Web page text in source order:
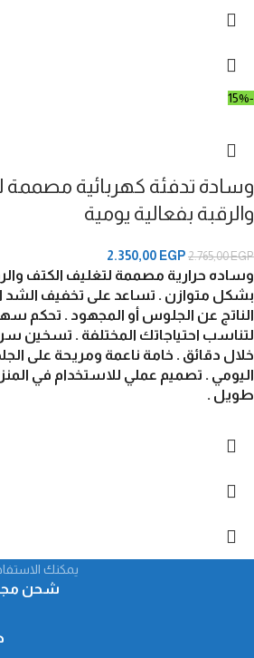
-15%
وسادة تدفئة كهربائية مصممة
والرقبة بفعالية يومية
2.765,00EGP
2.350,00 EGP
وساده حرارية مصممة لتغليف الكتف
بشكل متوازن . تساعد على تخفيف الشد
الناتج عن الجلوس أو المجهود . تحكم
لتناسب احتياجاتك المختلفة . تسخين
خلال دقائق . خامة ناعمة ومريحة على
اليومي . تصميم عملي للاستخدام في المنزل
طويل .
يمكنك
شحن مجاني